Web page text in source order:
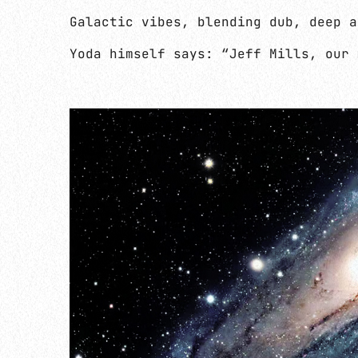
Galactic vibes, blending dub, deep
Yoda himself says: “Jeff Mills, our